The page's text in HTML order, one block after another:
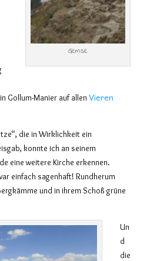
Gemse
Gollum-Manier auf allen Vieren
die in Wirklichkeit ein
konnte ich an seinem
eine weitere Kirche erkennen.
einfach sagenhaft! Rundherum
und in ihrem Schoß grüne
Un
d
die